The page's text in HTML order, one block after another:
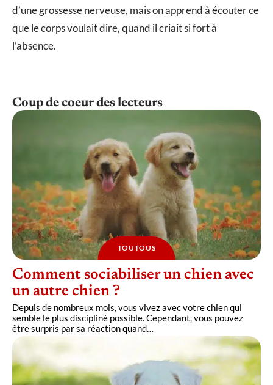
d’une grossesse nerveuse, mais on apprend à écouter ce
que le corps voulait dire, quand il criait si fort à
l’absence.
Coup de coeur des lecteurs
TOUTOUS
Comment sociabiliser un chien avec
un autre chien ?
Depuis de nombreux mois, vous vivez avec votre chien qui
semble le plus discipliné possible. Cependant, vous pouvez
être surpris par sa réaction quand…